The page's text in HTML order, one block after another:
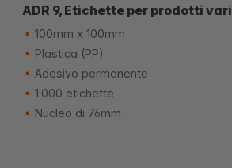
ADR 9, Etichette per prodotti vari
100mm x 100mm
Plastica (PP)
Adesivo permanente
1.000 etichette
Nucleo di 76mm